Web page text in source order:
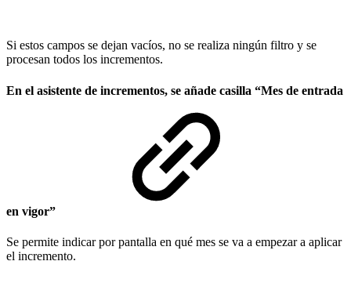
Si estos campos se dejan vacíos, no se realiza ningún filtro y se
procesan todos los incrementos.
En el asistente de incrementos, se añade casilla “Mes de entrada
en vigor”
Se permite indicar por pantalla en qué mes se va a empezar a aplicar
el incremento.